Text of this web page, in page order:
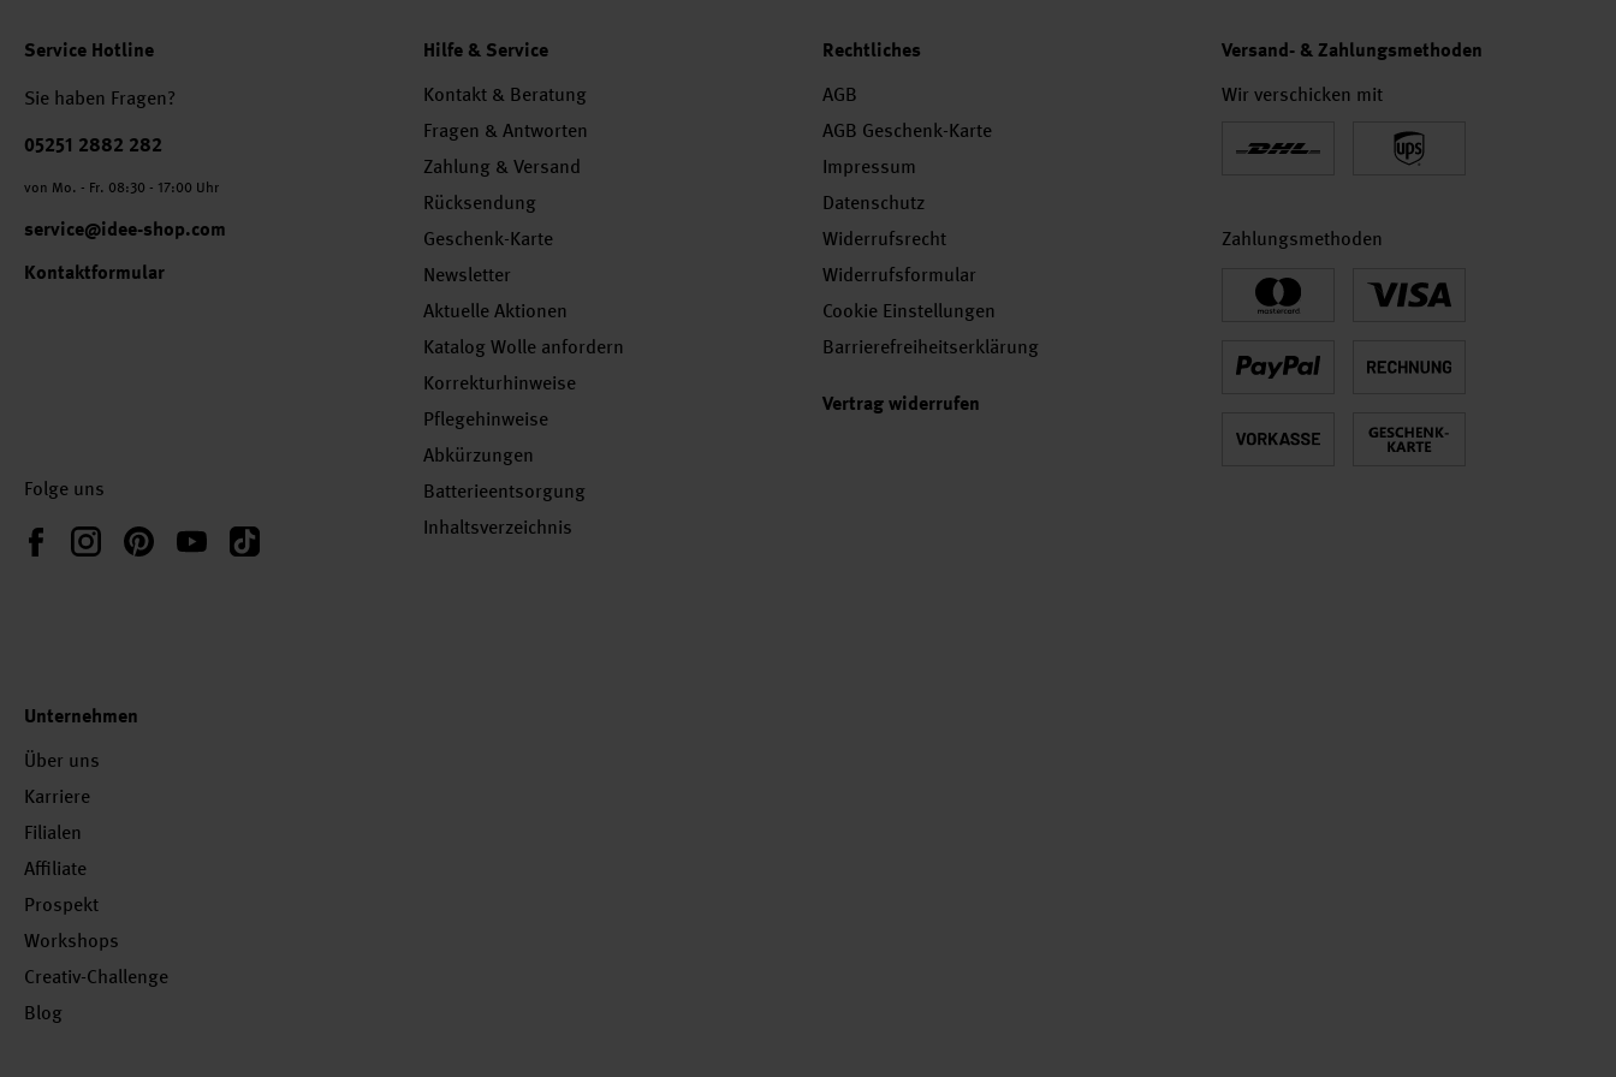
Service Hotline
Sie haben Fragen?
Telefonnummer
05251 2882 282
von Mo. - Fr. 08:30 - 17:00 Uhr
service@idee-shop.com
Kontaktformular
Folge uns
FacebookInstagramPinterestYouTubeTikTok
Hilfe & Service
Kontakt & Beratung
Fragen & Antworten
Zahlung & Versand
Rücksendung
Geschenk-Karte
Newsletter
Aktuelle Aktionen
Katalog Wolle anfordern
Korrekturhinweise
Pflegehinweise
Abkürzungen
Batterieentsorgung
Inhaltsverzeichnis
Rechtliches
AGB
AGB Geschenk-Karte
Impressum
Datenschutz
Widerrufsrecht
Widerrufsformular
Cookie Einstellungen
Barrierefreiheitserklärung
Vertrag widerrufen
Versand- & Zahlungsmethoden
Wir verschicken mit
Zahlungsmethoden
Unternehmen
Über uns
Karriere
Filialen
Affiliate
Prospekt
Workshops
Creativ-Challenge
Blog